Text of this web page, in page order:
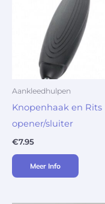
Aankleedhulpen
Knopenhaak en Rits
opener/sluiter
€7.95
Meer Info